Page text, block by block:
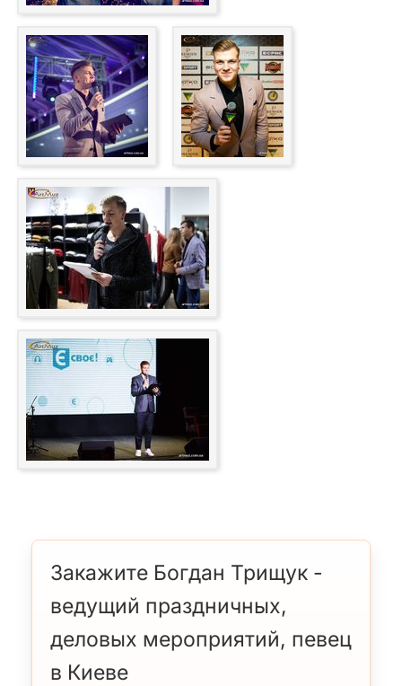
Закажите Богдан Трищук -
ведущий праздничных,
деловых мероприятий, певец
в Киеве